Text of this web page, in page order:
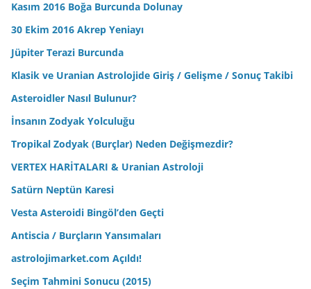
Kasım 2016 Boğa Burcunda Dolunay
30 Ekim 2016 Akrep Yeniayı
Jüpiter Terazi Burcunda
Klasik ve Uranian Astrolojide Giriş / Gelişme / Sonuç Takibi
Asteroidler Nasıl Bulunur?
İnsanın Zodyak Yolculuğu
Tropikal Zodyak (Burçlar) Neden Değişmezdir?
VERTEX HARİTALARI & Uranian Astroloji
Satürn Neptün Karesi
Vesta Asteroidi Bingöl’den Geçti
Antiscia / Burçların Yansımaları
astrolojimarket.com Açıldı!
Seçim Tahmini Sonucu (2015)